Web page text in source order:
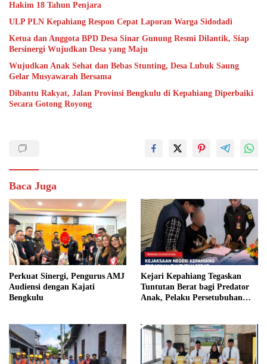
Hakim 18 Tahun Penjara
ULP PLN Kepahiang Respon Cepat Laporan Warga Sidodadi
Ketua dan Anggota BPD Desa Sinar Gunung Resmi Dilantik, Siap
Bersinergi Wujudkan Desa yang Maju
Wujudkan Anak Sehat dan Bebas Stunting, Desa Lubuk Saung
Gelar Musyawarah Bersama
Dibantu Rakyat, Jalan Provinsi Bengkulu di Kepahiang Diperbaiki
Secara Gotong Royong
Baca Juga
Perkuat Sinergi, Pengurus AMJ
Audiensi dengan Kajati
Bengkulu
Kejari Kepahiang Tegaskan
Tuntutan Berat bagi Predator
Anak, Pelaku Persetubuhan
Penjara